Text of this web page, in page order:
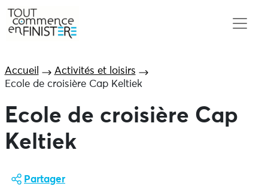
Accueil
Activités et loisirs
Ecole de croisière Cap Keltiek
Ecole de croisière Cap
Keltiek
Partager